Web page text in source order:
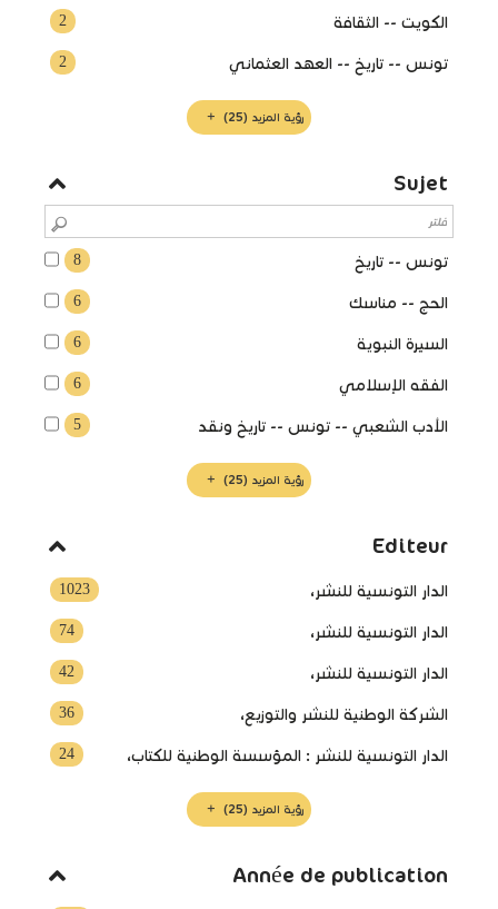
2 الكويت -- الثقافة
2 تونس -- تاريخ -- العهد العثماني
رؤية المزيد
Sujet
8 تونس -- تاريخ
6 الحج -- مناسك
6 السيرة النبوية
6 الفقه الإسلامي
5 الأدب الشعبي -- تونس -- تاريخ ونقد
رؤية المزيد
Editeur
1023 الدار التونسية للنشر،
74 الدار التونسية للنشر‏،
42 ‏الدار التونسية للنشر‏،
36 الشركة الوطنية للنشر والتوزيع،
24 الدار التونسية للنشر : المؤسسة الوطنية للكتاب،
رؤية المزيد
Année de publication